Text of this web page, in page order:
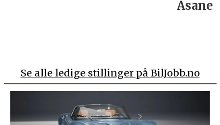
Åsane
Se alle ledige stillinger på BilJobb.no